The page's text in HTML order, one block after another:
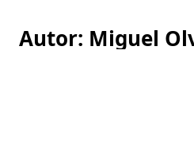
Autor: Miguel